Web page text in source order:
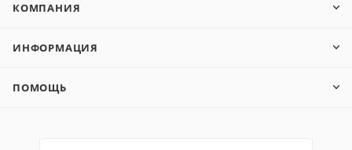
КОМПАНИЯ
ИНФОРМАЦИЯ
ПОМОЩЬ